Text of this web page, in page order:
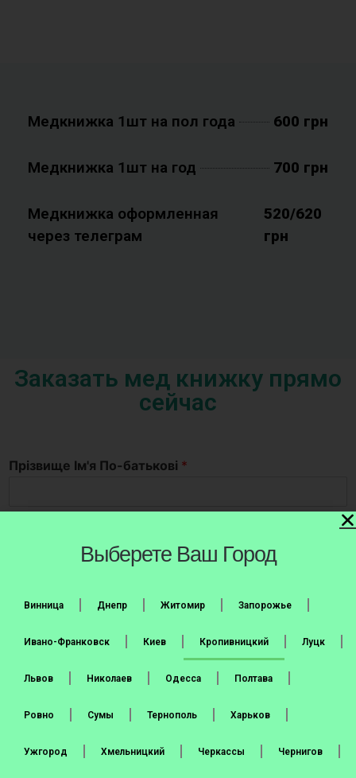
Медкнижка 1шт на пол года 600 грн
Медкнижка 1шт на год 700 грн
Медкнижка оформленная
через телеграм
520/620
грн
Заказать мед книжку прямо
сейчас
Прізвище Ім'я По-батькові *
United States +1
Кількість мед. книжок
Місто та відділення Нової Пошти*
Медкнижка на півроку
Выберете Ваш Город
Винница Днепр Житомир Запорожье
Ивано-Франковск Киев Кропивницкий Луцк
Львов Николаев Одесса Полтава
Ровно Сумы Тернополь Харьков
Ужгород Хмельницкий Черкассы Чернигов